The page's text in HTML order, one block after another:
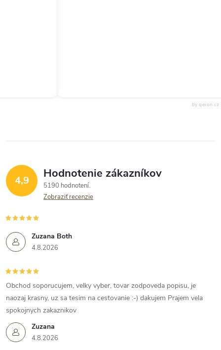
by qeron.cz
4,9 Hodnotenie zákazníkov
5190 hodnotení
Zobraziť recenzie
Zuzana Both
4.8.2026
Zuzana
4.8.2026
Obchod soporucujem, velky vyber, tovar zodpoveda popisu, je
naozaj krasny, uz sa tesim na cestovanie :-) dakujem Prajem vela
spokojnych zakaznikov